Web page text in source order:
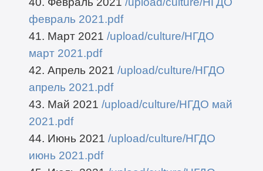
февраль 2021.pdf
41. Март 2021 /upload/culture/НГДО
март 2021.pdf
42. Апрель 2021 /upload/culture/НГДО
апрель 2021.pdf
43. Май 2021 /upload/culture/НГДО май
2021.pdf
44. Июнь 2021 /upload/culture/НГДО
июнь 2021.pdf